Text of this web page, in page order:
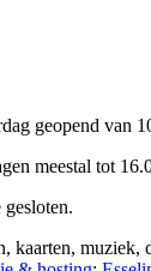
geopend van
meestal tot
kaarten, muziek,